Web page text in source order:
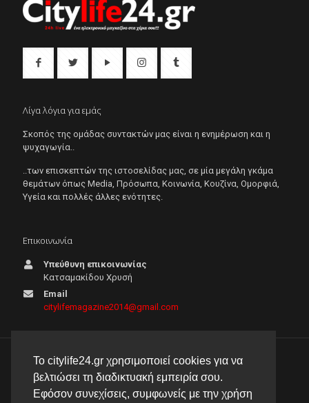
Το citylife24.gr χρησιμοποιεί cookies για να
βελτιώσει τη διαδικτυακή εμπειρία σου.
Εφόσον συνεχίσεις, συμφωνείς με την χρήση
Λίγα λόγια για εμάς
Σκοπός της ομάδας συντακτών μας είναι η ενημέρωση και η
ψυχαγωγία..
..των επισκεπτών της ιστοσελίδας μας, σε μία μεγάλη γκάμα
θεμάτων όπως Μedia, Πρόσωπα, Κοινωνία, Κουζίνα, Ομορφιά,
Υγεία και πολλές άλλες ενότητες.
Επικοινωνία
Υπεύθυνη επικοινωνίας
Κατσαμακίδου Χρυσή
Email
citylifemagazine2014@gmail.com
© 2026 City Life 24 | Με την επιφύλαξη κάθε νόμιμου
δικαιώματος |
Πολιτική απορρήτου
δημιουργία & φιλοξενία ιστοσελίδας bymanbiz isp